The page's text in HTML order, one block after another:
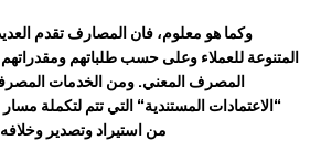
وكما هو معلوم، فانالمصارف تقدم
المتنوعة للعملاء وعلىحسب طلباتهم ومقدراتهم
المصرف المعني. ومن الخدمات
“الاعتمادات المستندية“التي تتم لتكملة مسار
من استيراد وتصدير